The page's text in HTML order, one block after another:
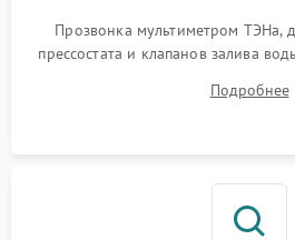
Прозвонка мультиметром ТЭНа,
прессостата и клапанов залива
Восстановление целостности
Подробнее